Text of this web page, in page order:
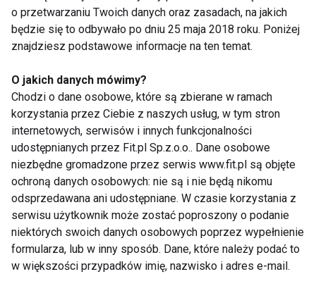
Dbając o swoje zdrowie, nie musimy rezygnować z
fantastycznych smaków. Warto wykorzystać
dobrodziejstwa różnych przypraw, które nie tylko
urozmaicą potrawy, ale także dostarczą cennych
składników odżywczych. Na przykład kurkuma,
łączona z odrobiną pieprzu, może wzmocnić nasze
zdrowie o 2000%. Zdrowe odżywianie może być
proste, wygodne i dostępne dla każdego. Wystarczy
znaleźć sprytne rozwiązania i wprowadzać małe, ale
korzystne zmiany, które mają ogromny wpływ na
o przetwarzaniu Twoich danych oraz zasadach, na jakich
będzie się to odbywało po dniu 25 maja 2018 roku. Poniżej
znajdziesz podstawowe informacje na ten temat.
O jakich danych mówimy?
Chodzi o dane osobowe, które są zbierane w ramach
korzystania przez Ciebie z naszych usług, w tym stron
internetowych, serwisów i innych funkcjonalności
udostępnianych przez Fit.pl Sp.z.o.o.. Dane osobowe
niezbędne gromadzone przez serwis www.fit.pl są objęte
ochroną danych osobowych: nie są i nie będą nikomu
odsprzedawana ani udostępniane. W czasie korzystania z
serwisu użytkownik może zostać poproszony o podanie
niektórych swoich danych osobowych poprzez wypełnienie
formularza, lub w inny sposób. Dane, które należy podać to
w większości przypadków imię, nazwisko i adres e-mail.